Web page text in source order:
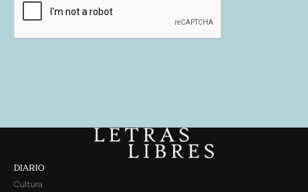
DIARIO
Cultura